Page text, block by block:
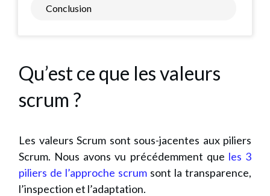
Conclusion
Qu’est ce que les valeurs
scrum ?
Les valeurs Scrum sont sous-jacentes aux piliers
Scrum. Nous avons vu précédemment que les 3
piliers de l’approche scrum sont la transparence,
l’inspection et l’adaptation.